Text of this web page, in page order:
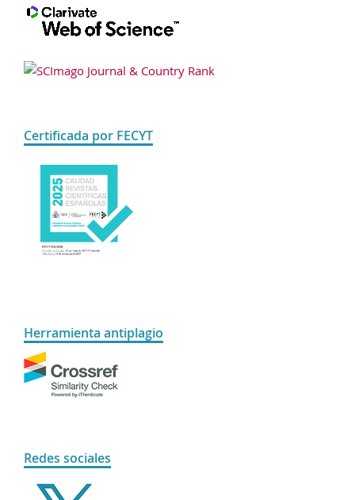
Certificada por FECYT
Herramienta antiplagio
Redes sociales